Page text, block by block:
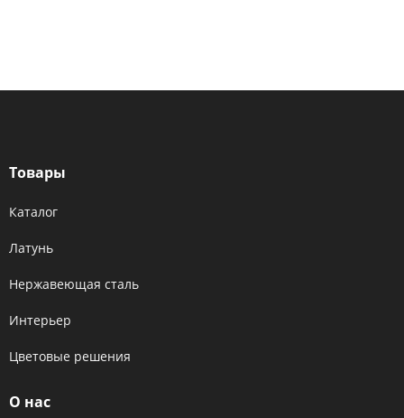
Товары
Каталог
Латунь
Нержавеющая сталь
Интерьер
Цветовые решения
О нас